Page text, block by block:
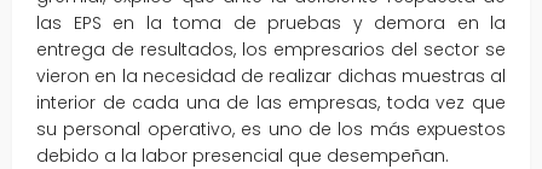
las EPS en la toma de pruebas y demora en la
entrega de resultados, los empresarios del sector se
vieron en la necesidad de realizar dichas muestras al
interior de cada una de las empresas, toda vez que
su personal operativo, es uno de los más expuestos
debido a la labor presencial que desempeñan.